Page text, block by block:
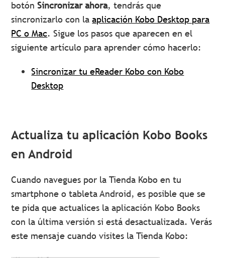
botónSincronizar ahora, tendrás que
sincronizarlo con laaplicación Kobo Desktop para
PC o Mac. Sigue los pasos que aparecen en el
siguiente artículo para aprender cómo hacerlo:
Sincronizar tu eReader Kobo con Kobo
Desktop
Actualiza tu aplicación Kobo Books
en Android
Cuando navegues por la Tienda Kobo en tu
smartphone o tableta Android, es posible que se
te pida que actualices la aplicación Kobo Books
con la última versión si está desactualizada. Verás
este mensaje cuando visites la Tienda Kobo: